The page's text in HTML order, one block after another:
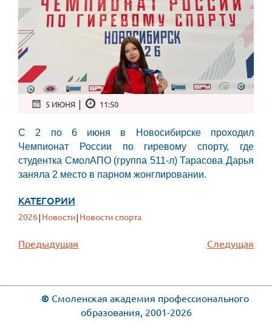
5 ИЮНЯ | 11:50
С 2 по 6 июня в Новосибирске проходил
Чемпионат России по гиревому спорту, где
студентка СмолАПО (группа 511-л) Тарасова Дарья
заняла 2 место в парном жонглировании.
КАТЕГОРИИ
2026| Новости| Новости спорта
Предыдущая Следущая
© Смоленская академия профессионального
образования, 2001-2026